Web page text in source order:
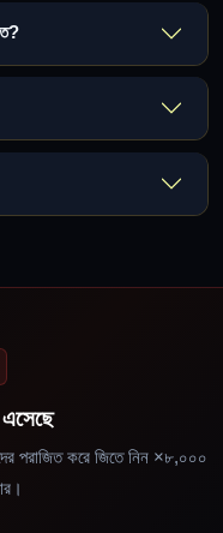
এসেছে
পরাজিত করে জিতে নিন ×৮,০০০